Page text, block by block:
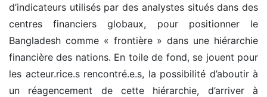
d’indicateurs utilisés par des analystes situés dans des
centres financiers globaux, pour positionner le
Bangladesh comme « frontière » dans une hiérarchie
financière des nations. En toile de fond, se jouent pour
les acteur.rice.s rencontré.e.s, la possibilité d’aboutir à
un réagencement de cette hiérarchie, d’arriver à